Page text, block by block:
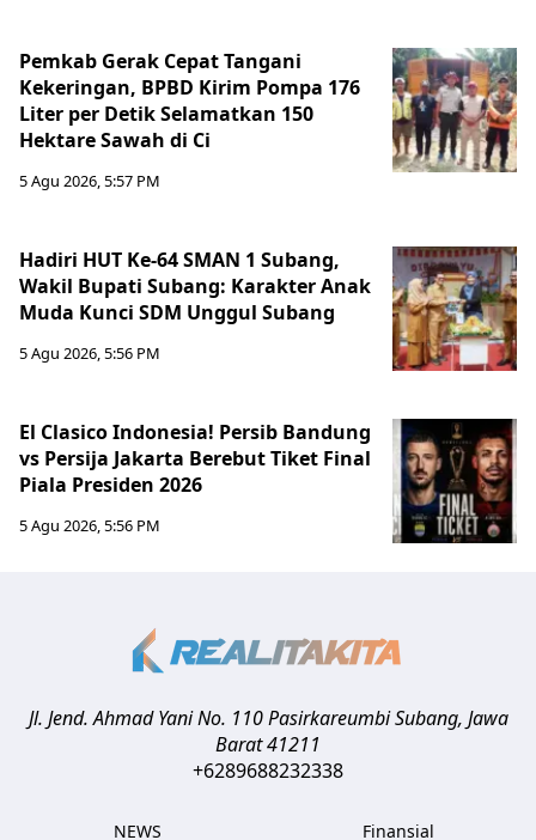
Pemkab Gerak Cepat Tangani
Kekeringan, BPBD Kirim Pompa 176
Liter per Detik Selamatkan 150
Hektare Sawah di Ci
5 Agu 2026, 5:57 PM
Hadiri HUT Ke-64 SMAN 1 Subang,
Wakil Bupati Subang: Karakter Anak
Muda Kunci SDM Unggul Subang
5 Agu 2026, 5:56 PM
El Clasico Indonesia! Persib Bandung
vs Persija Jakarta Berebut Tiket Final
Piala Presiden 2026
5 Agu 2026, 5:56 PM
Jl. Jend. Ahmad Yani No. 110 Pasirkareumbi Subang, Jawa
Barat41211
+6289688232338
NEWS Finansial